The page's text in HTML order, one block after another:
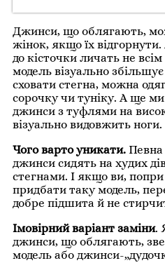
Джинси, що облягають,
жінок, якщо їх
до кісточки личать не
модель візуально
сховати стегна, можна
сорочку чи туніку. А ще
джинси з туфлями на
візуально видовжить ноги.
Чого варто уникати. Певна
джинси сидять на худих
стегнами. І якщо ви,
придбати таку модель,
добре підшита й не
Імовірний варіант заміни.
джинси, що облягають,
модель або джинси-